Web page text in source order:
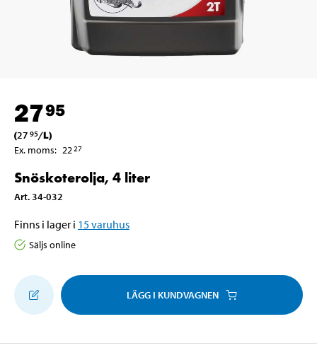
2795
(27 95/L)
Ex. moms: 2227
Snöskoterolja, 4 liter
Art. 34-032
Finns i lager i 15varuhus
Säljs online
LÄGG I KUNDVAGNEN